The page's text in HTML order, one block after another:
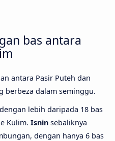
bas antara
antara Pasir Puteh dan
berbeza dalam seminggu.
lebih daripada 18 bas
Kulim. Isnin sebaliknya
dengan hanya 6 bas